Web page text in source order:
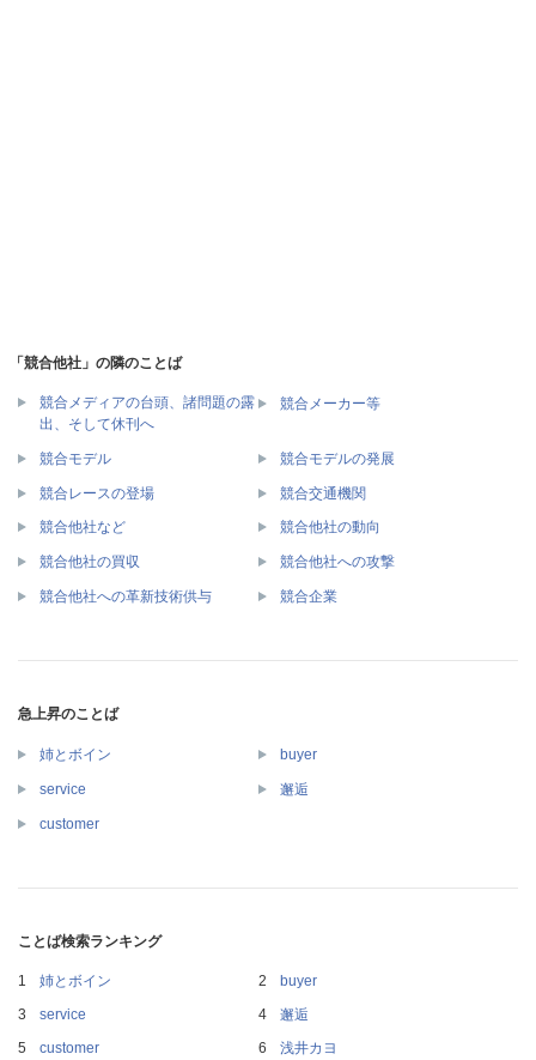
「競合他社」の隣のことば
競合メディアの台頭、諸問題の露
出、そして休刊へ
競合メーカー等
競合モデル 競合モデルの発展
競合レースの登場 競合交通機関
競合他社など 競合他社の動向
競合他社の買収 競合他社への攻撃
競合他社への革新技術供与 競合企業
急上昇のことば
姉とボイン buyer
service 邂逅
customer
ことば検索ランキング
姉とボイン
buyer
service
邂逅
customer
浅井カヨ